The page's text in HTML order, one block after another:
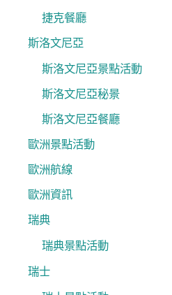
捷克餐廳
斯洛文尼亞
斯洛文尼亞景點活動
斯洛文尼亞秘景
斯洛文尼亞餐廳
歐洲景點活動
歐洲航線
歐洲資訊
瑞典
瑞典景點活動
瑞士